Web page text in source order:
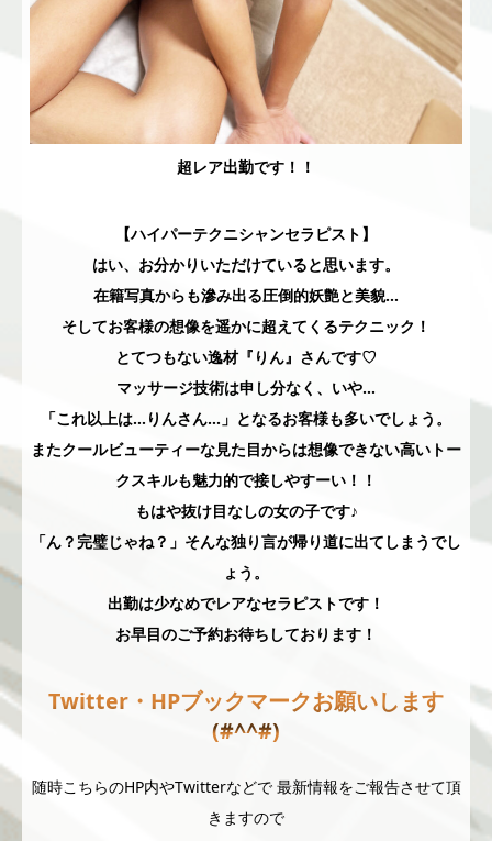
超レア出勤です！！
【ハイパーテクニシャンセラピスト】
はい、お分かりいただけていると思います。
在籍写真からも滲み出る圧倒的妖艶と美貌…
そしてお客様の想像を遥かに超えてくるテクニック！
とてつもない逸材『りん』さんです♡
マッサージ技術は申し分なく、いや…
「これ以上は…りんさん…」となるお客様も多いでしょう。
またクールビューティーな見た目からは想像できない高いトー
クスキルも魅力的で接しやすーい！！
もはや抜け目なしの女の子です♪
「ん？完璧じゃね？」そんな独り言が帰り道に出てしまうでし
ょう。
出勤は少なめでレアなセラピストです！
お早目のご予約お待ちしております！
Twitter・HPブックマークお願いします
(#^^#)
随時こちらのHP内やTwitterなどで 最新情報をご報告させて頂
きますので